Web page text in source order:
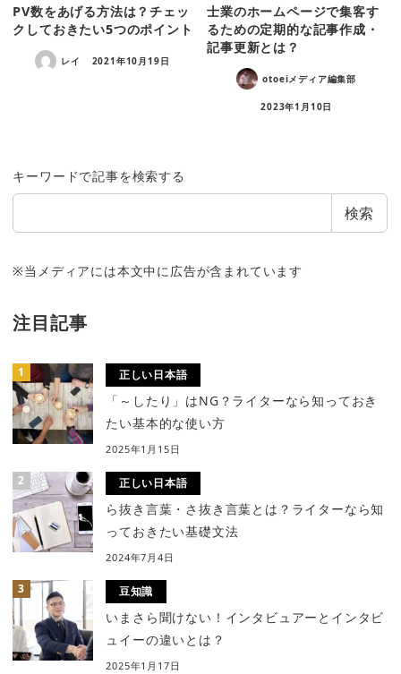
PV数をあげる方法は？チェッ
クしておきたい5つのポイント
レイ 2021年10月19日
士業のホームページで集客す
るための定期的な記事作成・
記事更新とは？
otoeiメディア編集部
2023年1月10日
キーワードで記事を検索する
検索
※当メディアには本文中に広告が含まれています
注目記事
正しい日本語
「～したり」はNG？ライターなら知っておき
たい基本的な使い方
2025年1月15日
正しい日本語
ら抜き言葉・さ抜き言葉とは？ライターなら知
っておきたい基礎文法
2024年7月4日
豆知識
いまさら聞けない！インタビュアーとインタビ
ュイーの違いとは？
2025年1月17日